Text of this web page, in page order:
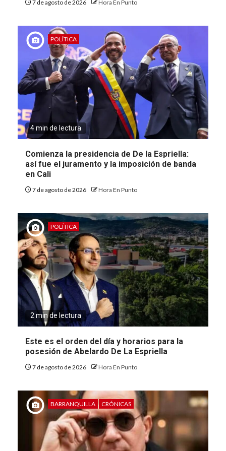
7 de agosto de 2026 Hora En Punto
POLÍTICA
4 min de lectura
Comienza la presidencia de De la Espriella:
así fue el juramento y la imposición de banda
en Cali
7 de agosto de 2026 Hora En Punto
POLÍTICA
2 min de lectura
Este es el orden del día y horarios para la
posesión de Abelardo De La Espriella
7 de agosto de 2026 Hora En Punto
BARRANQUILLA CRÓNICAS